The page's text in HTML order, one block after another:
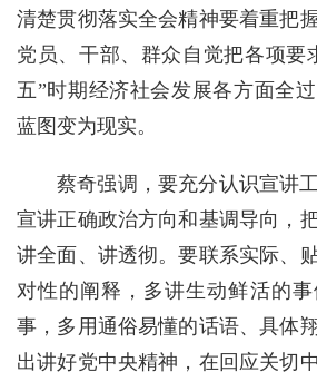
清楚贯彻落实全会精神要着重把
党员、干部、群众自觉把各项要
五”时期经济社会发展各方面全
蓝图变为现实。
蔡奇强调，要充分认识宣讲
宣讲正确政治方向和基调导向，
讲全面、讲透彻。要联系实际、
对性的阐释，多讲生动鲜活的
事，多用通俗易懂的话语、具体
出讲好党中央精神，在回应关切